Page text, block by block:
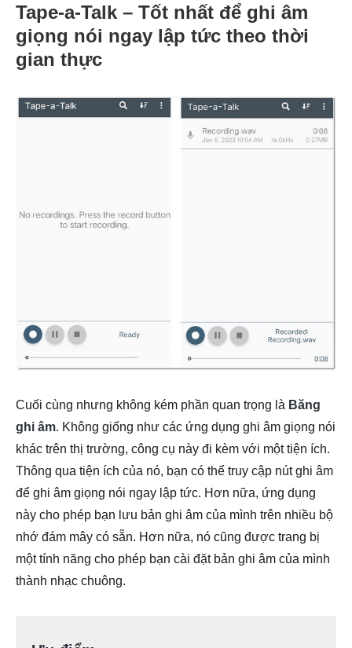
Tape-a-Talk – Tốt nhất để ghi âm
giọng nói ngay lập tức theo thời
gian thực
Cuối cùng nhưng không kém phần quan trọng là Băng
ghi âm. Không giống như các ứng dụng ghi âm giọng nói
khác trên thị trường, công cụ này đi kèm với một tiện ích.
Thông qua tiện ích của nó, bạn có thể truy cập nút ghi âm
để ghi âm giọng nói ngay lập tức. Hơn nữa, ứng dụng
này cho phép bạn lưu bản ghi âm của mình trên nhiều bộ
nhớ đám mây có sẵn. Hơn nữa, nó cũng được trang bị
một tính năng cho phép bạn cài đặt bản ghi âm của mình
thành nhạc chuông.